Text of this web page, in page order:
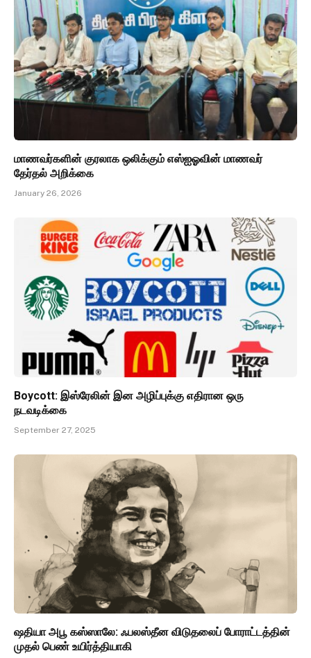
மாணவர்களின் குரலாக ஒலிக்கும் எஸ்ஐஓவின் மாணவர்
தேர்தல் அறிக்கை
January 26, 2026
Boycott: இஸ்ரேலின் இன அழிப்புக்கு எதிரான ஒரு
நடவடிக்கை
September 27, 2025
ஷதியா அபூ கஸ்ஸாலே: ஃபலஸ்தீன விடுதலைப் போராட்டத்தின்
முதல் பெண் உயிர்த்தியாகி